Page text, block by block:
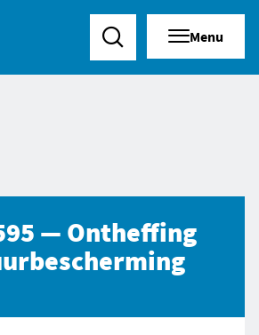
Zoeken Menu
— Ontheffing